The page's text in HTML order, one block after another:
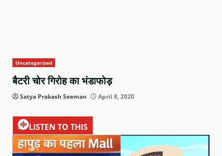
Uncategorized
बैटरी चोर गिरोह का भंडाफोड़
Satya Prakash Seeman April 8, 2020
LISTEN TO THIS